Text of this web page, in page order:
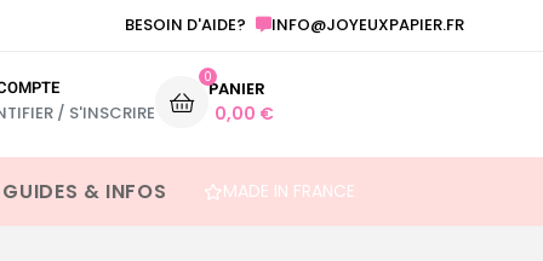
ANNONCE GROSSESSE ET AUTRE FESTIVITÉ
BESOIN D'AIDE? INFO@JOYEUXPAPIER.FR
/ S'INSCRIRE
0
PANIER
0,00 €
& INFOS MADE IN FRANCE